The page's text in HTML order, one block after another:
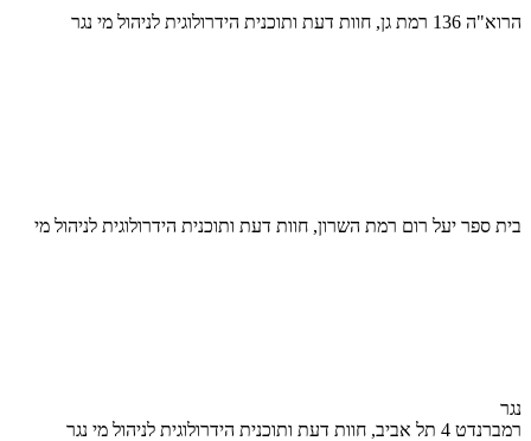
הרוא"ה 136 רמת גן, חוות דעת ותוכנית הידרולוגית לניהול מי נגר
בית ספר יעל רום רמת השרון, חוות דעת ותוכנית הידרולוגית לניהול מי
נגר
רמברנדט 4 תל אביב, חוות דעת ותוכנית הידרולוגית לניהול מי נגר